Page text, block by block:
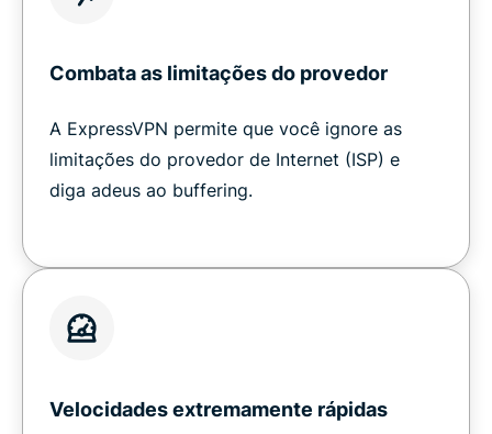
Combata as limitações do provedor
A ExpressVPN permite que você ignore as
limitações do provedor de Internet (ISP) e
diga adeus ao buffering.
Velocidades extremamente rápidas